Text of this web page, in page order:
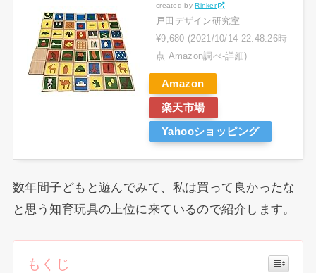
created byRinker
戸田デザイン研究室
¥9,680 (2021/10/14 22:48:26時
点 Amazon調べ-詳細)
Amazon
楽天市場
Yahooショッピング
数年間子どもと遊んでみて、私は買って良かったな
と思う知育玩具の上位に来ているので紹介します。
もくじ